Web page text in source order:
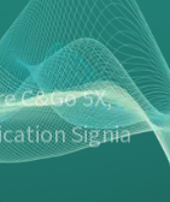
C&Go 5X,
Signia